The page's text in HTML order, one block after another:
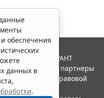
обеспечения
данных в
.
Система ГАРАНТ
"Гарант" и ее партнеры
ассоциации правовой